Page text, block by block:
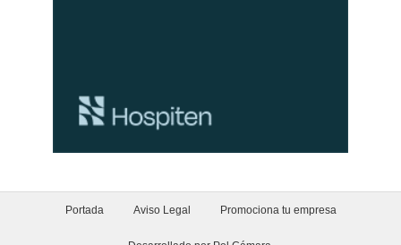
Portada Aviso Legal Promociona tu empresa